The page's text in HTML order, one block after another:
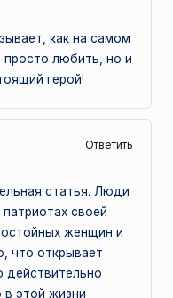
как на самом
любить, но и
герой!
Ответить
статья. Люди
своей
женщин и
что открывает
действительно
в этой жизни